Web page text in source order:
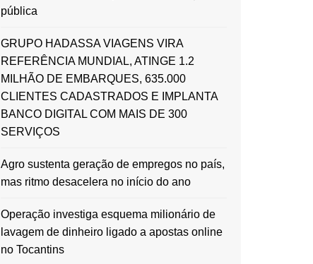
pública
GRUPO HADASSA VIAGENS VIRA
REFERÊNCIA MUNDIAL, ATINGE 1.2
MILHÃO DE EMBARQUES, 635.000
CLIENTES CADASTRADOS E IMPLANTA
BANCO DIGITAL COM MAIS DE 300
SERVIÇOS
Agro sustenta geração de empregos no país,
mas ritmo desacelera no início do ano
Operação investiga esquema milionário de
lavagem de dinheiro ligado a apostas online
no Tocantins